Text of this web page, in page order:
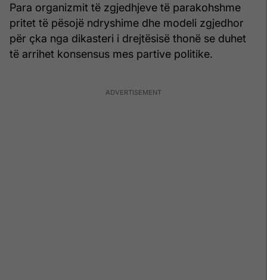
Para organizmit të zgjedhjeve të parakohshme
pritet të pësojë ndryshime dhe modeli zgjedhor
për çka nga dikasteri i drejtësisë thonë se duhet
të arrihet konsensus mes partive politike.